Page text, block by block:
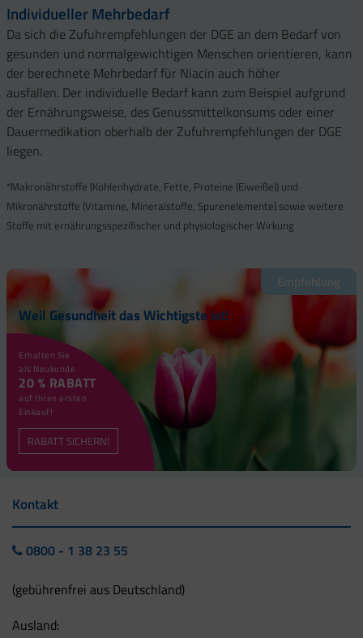
Individueller Mehrbedarf
Da sich die Zufuhrempfehlungen der DGE an dem Bedarf von
gesunden und normalgewichtigen Menschen orientieren, kann
der berechnete Mehrbedarf für Niacin auch höher
ausfallen. Der individuelle Bedarf kann zum Beispiel aufgrund
der Ernährungsweise, des Genussmittelkonsums oder einer
Dauermedikation oberhalb der Zufuhrempfehlungen der DGE
liegen.
*Makronährstoffe (Kohlenhydrate, Fette, Proteine (Eiweiße)) und
Mikronährstoffe (Vitamine, Mineralstoffe, Spurenelemente) sowie weitere
Stoffe mit ernährungsspezifischer und physiologischer Wirkung
Empfehlung
Weil Gesundheit das Wichtigste ist!
Erhalten Sie
als Neukunde
20 % RABATT
auf Ihren ersten
Einkauf!
RABATT SICHERN!
Kontakt
0800 - 1 38 23 55
(gebührenfrei aus Deutschland)
Ausland: